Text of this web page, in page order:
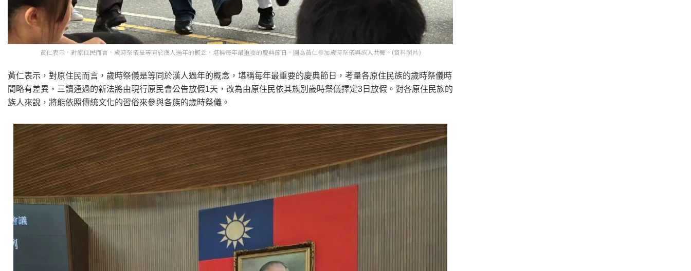
黃仁表示，對原住民而言，歲時祭儀是等同於漢人過年的概念，堪稱每年最重要的慶典節日。圖為黃仁參加歲時祭儀與族人共舞。(資料照片)
黃仁表示，對原住民而言，歲時祭儀是等同於漢人過年的概念，堪稱每年最重要的慶典節日，考量各原住民族的歲時祭儀時
間略有差異，三讀通過的新法將由現行原民會公告放假1天，改為由原住民依其族別歲時祭儀擇定3日放假。對各原住民族的
族人來說，將能依照傳統文化的習俗來參與各族的歲時祭儀。